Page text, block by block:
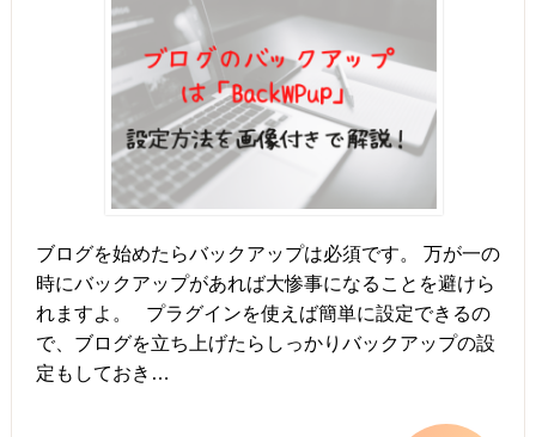
ブログを始めたらバックアップは必須です。 万が一の
時にバックアップがあれば大惨事になることを避けら
れますよ。 プラグインを使えば簡単に設定できるの
で、ブログを立ち上げたらしっかりバックアップの設
定もしておき…